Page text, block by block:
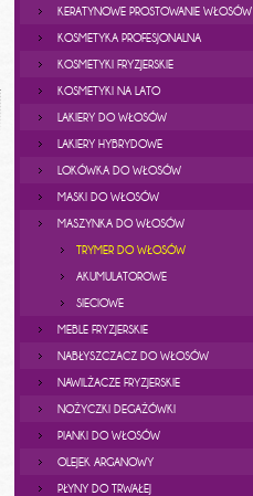
KERATYNOWE PROSTOWANIE WŁOSÓW
KOSMETYKA PROFESJONALNA
KOSMETYKI FRYZJERSKIE
KOSMETYKI NA LATO
LAKIERY DO WŁOSÓW
LAKIERY HYBRYDOWE
LOKÓWKA DO WŁOSÓW
MASKI DO WŁOSÓW
MASZYNKA DO WŁOSÓW
TRYMER DO WŁOSÓW
AKUMULATOROWE
SIECIOWE
MEBLE FRYZJERSKIE
NABŁYSZCZACZ DO WŁOSÓW
NAWILŻACZE FRYZJERSKIE
NOŻYCZKI DEGAŻÓWKI
PIANKI DO WŁOSÓW
OLEJEK ARGANOWY
PŁYNY DO TRWAŁEJ